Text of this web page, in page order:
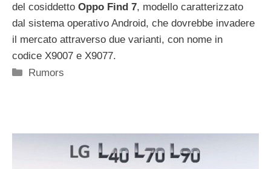
del cosiddetto Oppo Find 7, modello caratterizzato
dal sistema operativo Android, che dovrebbe invadere
il mercato attraverso due varianti, con nome in
codice X9007 e X9077.
Categorie
Rumors